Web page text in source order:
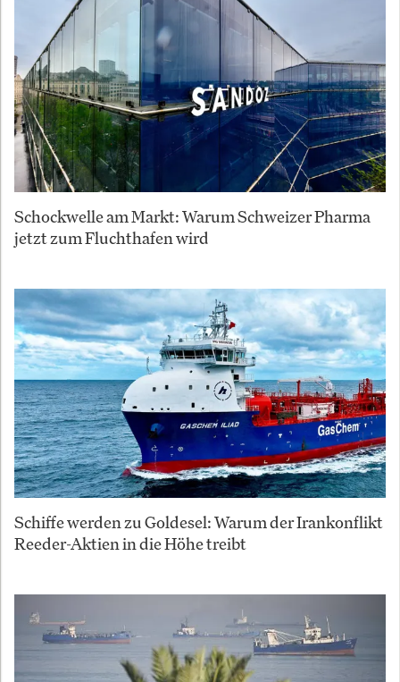
Schockwelle am Markt: Warum Schweizer Pharma
jetzt zum Fluchthafen wird
Schiffe werden zu Goldesel: Warum der Irankonflikt
Reeder-Aktien in die Höhe treibt